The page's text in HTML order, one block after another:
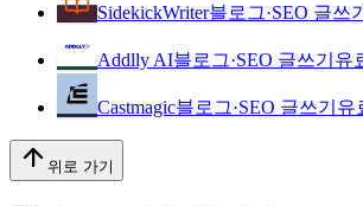
SidekickWriter블로그·SEO 글쓰기
Addlly AI블로그·SEO 글쓰기 유
Castmagic블로그·SEO 글쓰기 유
위로 가기